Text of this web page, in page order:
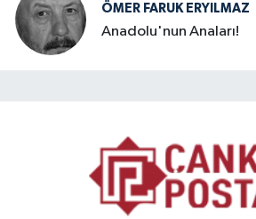
ÖMER FARUK ERYILMAZ
Anadolu'nun Anaları!